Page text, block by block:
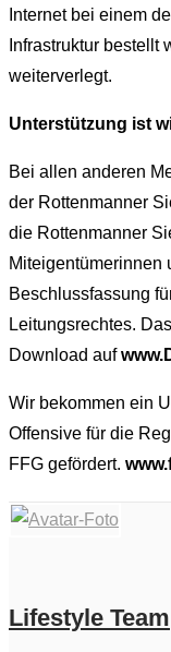
Internet bei einem
Infrastruktur
weiterverlegt.
Unterstützung ist
Bei allen anderen
der Rottenmanner
die Rottenmanner
Miteigentümerinnen
Beschlussfassung
Leitungsrechtes.
Download auf
Wir bekommen ein
Offensive für die
FFG gefördert.
Lifestyle Team